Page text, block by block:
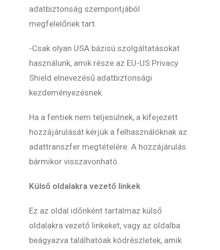
adatbiztonság szempontjából
megfelelőnek tart.
-Csak olyan USA bázisú szolgáltatásokat
használunk, amik része az EU-US Privacy
Shield elnevezésű adatbiztonsági
kezdeményezésnek.
Ha a fentiek nem teljesülnek, a kifejezett
hozzájárulását kérjük a felhasználóknak az
adattranszfer megtételére. A hozzájárulás
bármikor visszavonható.
Külső oldalakra vezető linkek
Ez az oldal időnként tartalmaz külső
oldalakra vezető linkeket, vagy az oldalba
beágyazva találhatóak kódrészletek, amik